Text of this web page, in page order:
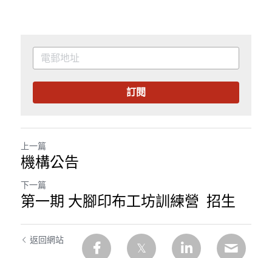
訂閱
上一篇
機構公告
下一篇
第一期 大腳印布工坊訓練營 招生
返回網站